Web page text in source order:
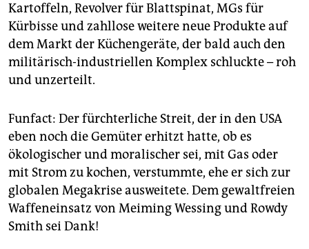
Kartoffeln, Revolver für Blattspinat, MGs für
Kürbisse und zahllose weitere neue Produkte auf
dem Markt der Küchengeräte, der bald auch den
militärisch-industriellen Komplex schluckte – roh
und unzerteilt.
Funfact: Der fürchterliche Streit, der in den USA
eben noch die Gemüter erhitzt hatte, ob es
ökologischer und moralischer sei, mit Gas oder
mit Strom zu kochen, verstummte, ehe er sich zur
globalen Megakrise ausweitete. Dem gewaltfreien
Waffeneinsatz von Meiming Wessing und Rowdy
Smith sei Dank!